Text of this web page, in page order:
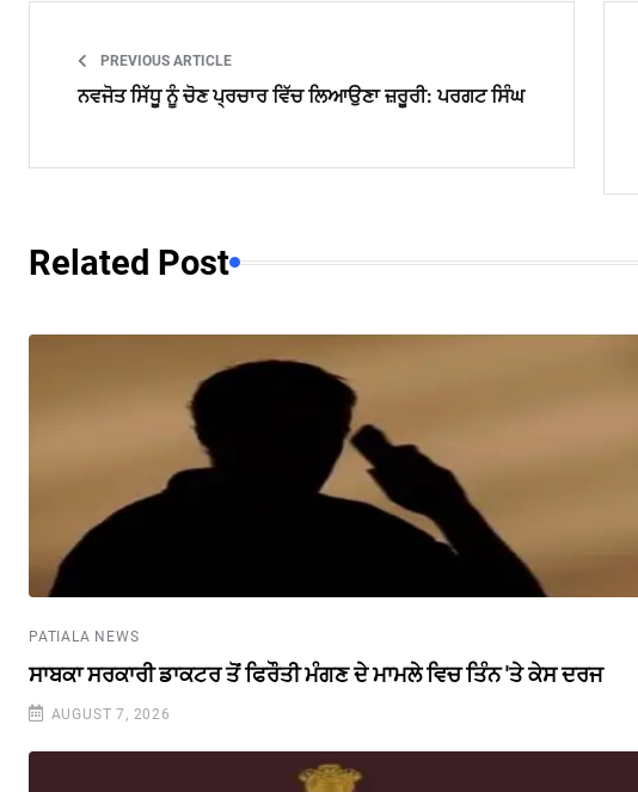
PREVIOUS ARTICLE
ਨਵਜੋਤ ਸਿੱਧੂ ਨੂੰ ਚੋਣ ਪ੍ਰਚਾਰ ਵਿੱਚ ਲਿਆਉਣਾ ਜ਼ਰੂਰੀ: ਪਰਗਟ ਸਿੰਘ
Related Post
PATIALA NEWS
ਸਾਬਕਾ ਸਰਕਾਰੀ ਡਾਕਟਰ ਤੋਂ ਫਿਰੌਤੀ ਮੰਗਣ ਦੇ ਮਾਮਲੇ ਵਿਚ ਤਿੰਨ 'ਤੇ ਕੇਸ ਦਰਜ
AUGUST 7, 2026